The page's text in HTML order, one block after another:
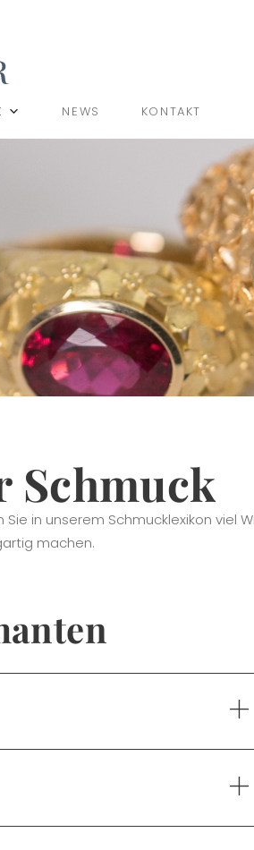
NEWS KONTAKT
Schmuck
in unserem Schmucklexikon viel
machen.